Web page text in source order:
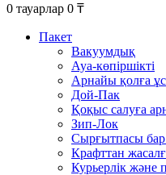
0 тауарлар 0 ₸
Пакет
Вакуумдық
Ауа-көпіршікті
Арнайы қолға
Дой-Пак
Қоқыс салуға
Зип-Лок
Сырғытпасы бар
Крафттан
Курьерлік және